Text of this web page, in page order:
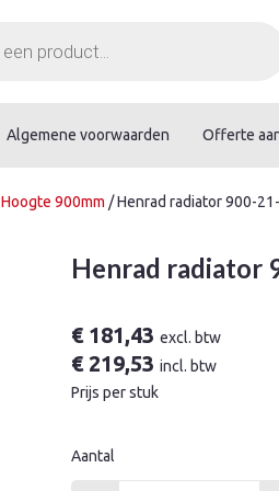
Algemene voorwaarden Offerte
Hoogte 900mm / Henrad radiator 900-
Henrad radiator
€181,43 excl. btw
€219,53 incl. btw
Prijs per stuk
Aantal